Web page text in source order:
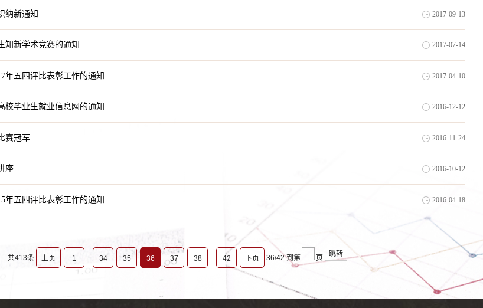
纳新通知 2017-09-13
知新学术竞赛的通知 2017-07-14
年五四评比表彰工作的通知 2017-04-10
校毕业生就业信息网的通知 2016-12-12
赛冠军 2016-11-24
座 2016-10-12
年五四评比表彰工作的通知 2016-04-18
共413条 上页 1 34 35 36 37 38 42 下页 36/42 到第 页
跳转